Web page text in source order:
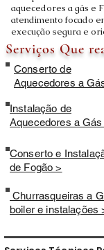
aquecedores a gás e
atendimento focado
execução segura e
Serviços Que
Conserto de
Aquecedores a
Instalação de
Aquecedores a Gás
Conserto e
de Fogão >
Churrasqueiras a
boiler e instalações